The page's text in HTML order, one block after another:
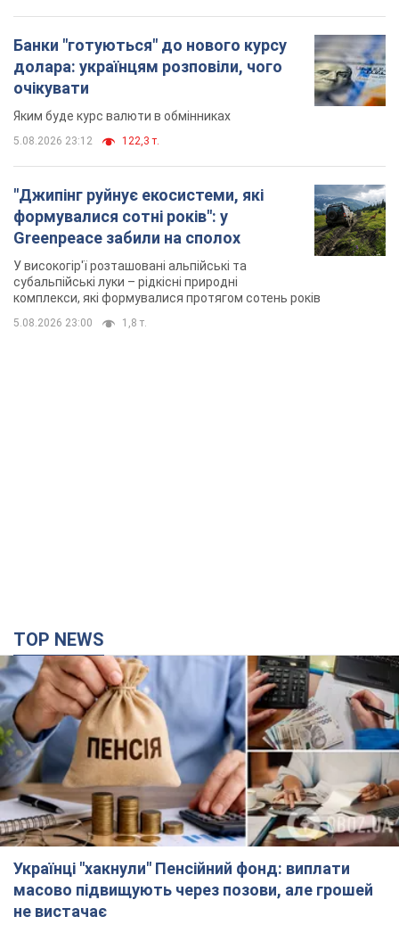
"Джипінг руйнує екосистеми, які
формувалися сотні років": у
Greenpeace забили на сполох
У високогір'ї розташовані альпійські та
комплекси, які формувалися протягом сотень років
5.08.2026 23:00 1,8 т.
Українці "хакнули" Пенсійний фонд: виплати
масово підвищують через позови, але грошей
не вистачає
Як перераховують пенсії
5 годин тому 100,9 т.
ВАКС обрав запобіжний захід експосолці
України у США Стефанішиній: що відомо про
справу
Суд не повністю задовольнив клопотання прокуратури